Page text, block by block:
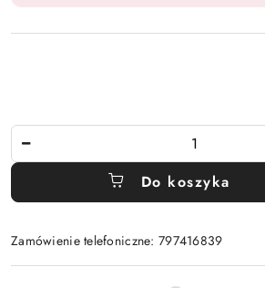
Do koszyka
Zamówienie telefoniczne: 797416839